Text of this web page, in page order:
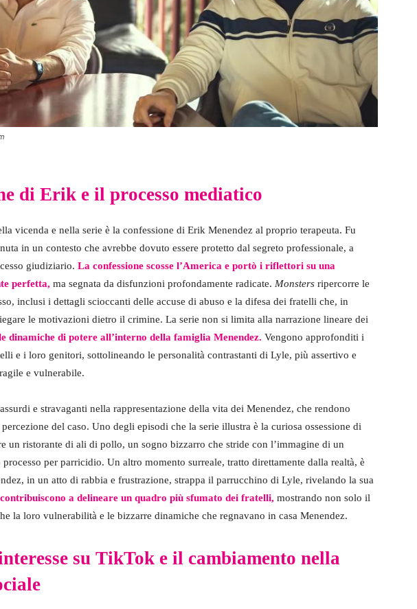
di Erik e il processo mediatico
vicenda e nella serie è la confessione di Erik Menendez al proprio terapeuta. Fu
in un contesto che avrebbe dovuto essere protetto dal segreto professionale, a
giudiziario. La confessione scosse l’America e portò i riflettori su una
perfetta, ma segnata da disfunzioni profondamente radicate. Monsters ripercorre le
inclusi i dettagli scioccanti delle accuse di abuso e la difesa dei fratelli che, in
le motivazioni dietro il crimine. La serie non si limita alla narrazione lineare dei
dinamiche di potere all’interno della famiglia Menendez. Vengono approfonditi i
e i loro genitori, sottolineando le personalità contrastanti di Lyle, più assertivo e
e vulnerabile.
e stravaganti nella rappresentazione della vita dei Menendez, che rendono
del caso. Uno degli episodi che la serie illustra è la curiosa ossessione di
un ristorante di ali di pollo, un sogno bizzarro che stride con l’immagine di un
per parricidio. Un altro momento surreale, tratto direttamente dalla realtà, è
in un atto di rabbia e frustrazione, strappa il parrucchino di Lyle, rivelando la sua
a delineare un quadro più sfumato dei fratelli, mostrando non solo il
la loro vulnerabilità e le bizzarre dinamiche che regnavano in casa Menendez.
su TikTok e il cambiamento nella